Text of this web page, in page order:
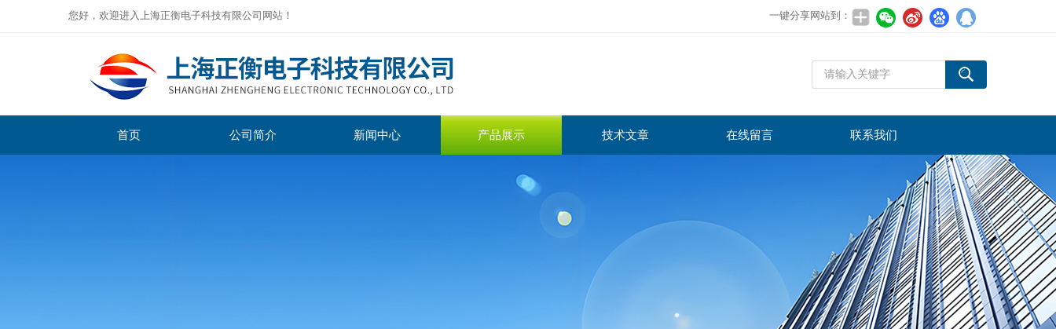
您好，欢迎进入上海正衡电子科技有限公司网站！ 一键分享网站到：
首页 公司简介 新闻中心 产品展示 技术文章 在线留言 联系我们